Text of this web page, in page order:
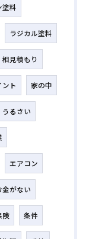
塗料
ラジカル塗料
相見積もり
ント 家の中
うるさい
エアコン
金がない
険 条件